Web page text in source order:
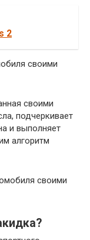
2
своими
своими
подчеркивает
и выполняет
алгоритм